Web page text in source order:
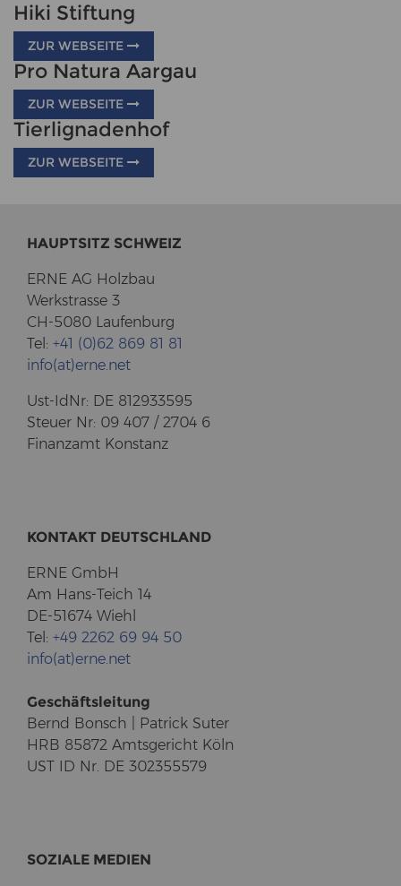
Hiki Stiftung
ZUR WEBSEITE
Pro Natura Aargau
ZUR WEBSEITE
Tierlignadenhof
ZUR WEBSEITE
HAUPT­SITZ SCHWEIZ
ERNE AG Holz­bau
Werk­stras­se 3
CH-5080 Lau­fen­burg
Tel: +41 (0)62 869 81 81
info(at)erne.net
Ust-​IdNr: DE 812933595
Steu­er Nr: 09 407 / 2704 6
Fi­nanz­amt Kon­stanz
KON­TAKT DEUTSCH­LAND
ERNE GmbH
Am Hans-​Teich 14
DE-51674 Wiehl
Tel: +49 2262 69 94 50
info(at)erne.net
Ge­schäfts­lei­tung
Bernd Bonsch | Pa­trick Suter
HRB 85872 Amts­ge­richt Köln
UST ID Nr. DE 302355579
SO­ZIA­LE ME­DI­EN